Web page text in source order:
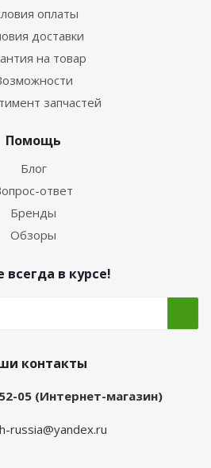
оплаты
доставки
на товар
запчастей
Помощь
Блог
ответ
Бренды
Обзоры
всегда в курсе!
контакты
05 (Интернет-магазин)
russia@yandex.ru